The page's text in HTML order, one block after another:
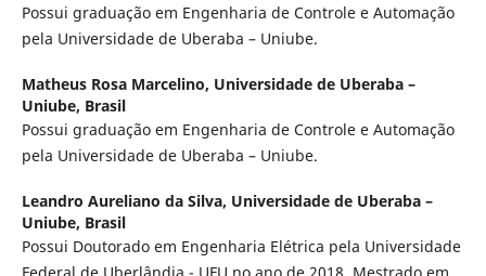
Possui graduação em Engenharia de Controle e Automação
pela Universidade de Uberaba – Uniube.
Matheus Rosa Marcelino, Universidade de Uberaba –
Uniube, Brasil
Possui graduação em Engenharia de Controle e Automação
pela Universidade de Uberaba – Uniube.
Leandro Aureliano da Silva, Universidade de Uberaba –
Uniube, Brasil
Possui Doutorado em Engenharia Elétrica pela Universidade